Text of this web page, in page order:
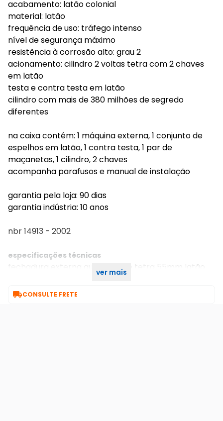
acabamento: latão colonial
material: latão
frequência de uso: tráfego intenso
nível de segurança máximo
resistência à corrosão alto: grau 2
acionamento: cilindro 2 voltas tetra com 2 chaves
em latão
testa e contra testa em latão
cilindro com mais de 380 milhões de segredo
diferentes
na caixa contém: 1 máquina externa, 1 conjunto de
espelhos em latão, 1 contra testa, 1 par de
maçanetas, 1 cilindro, 2 chaves
acompanha parafusos e manual de instalação
garantia pela loja: 90 dias
garantia indústria: 10 anos
nbr 14913 - 2002
especificações técnicas
fechadura externa quadrichave tetra 55mm latão
ver mais
CONSULTE FRETE